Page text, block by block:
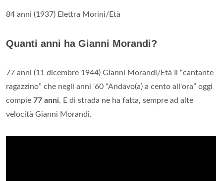
84 anni (1937) Elettra Morini/Età
Quanti anni ha Gianni Morandi?
77 anni (11 dicembre 1944) Gianni Morandi/Età Il “cantante
ragazzino” che negli anni '60 “Andavo(a) a cento all'ora” oggi
compie 77 anni. E di strada ne ha fatta, sempre ad alte
velocità Gianni Morandi.